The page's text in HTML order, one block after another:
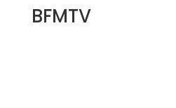
BFMTV